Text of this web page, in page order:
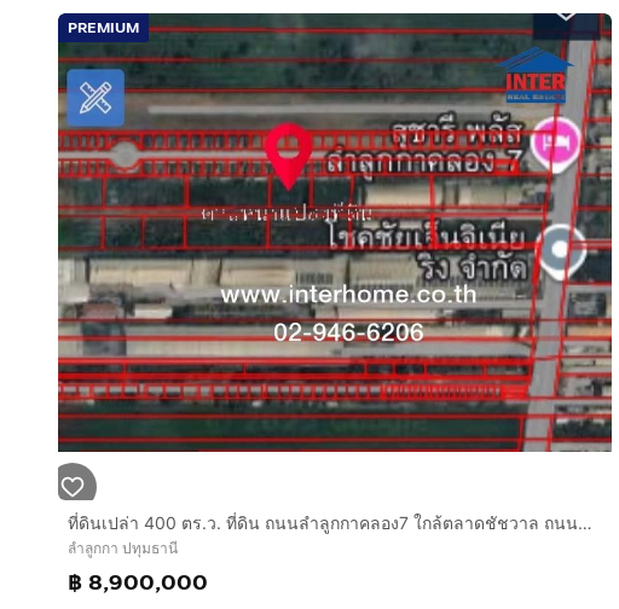
มี 1 ห้องนอน 1 ห้องน้ำ 1 ห้องครัวต่อเติมเพิ่มอยู่ด้านหลัง
การตกเเต่ง
ภายในสามารถทำเป็นออฟฟิศได้ มีแอร์ 1 ตัว ตู้เย็น 1 หลัง ผ้าม่านครบ
มีพื้นที่ใช้สอยเยอะ
บริเวณรอบบ้านเหมาะทำโกดัง หรือที่จอดรถได้ 6 คัน
ที่ดินถมมาแล้ว 10 ปี
ทำเลดีสถานที่ใกล้เคียง
ทำเลศักยภาพ อยู่ใจกลางชุมชนขนาดใหญ่
ใกล้โรงพยาบาลสินแพทย์ 5 นาที
ห้างแม็คโคร 3 นาที
ห้างบิ๊กซี 10 นาที
การเดินทางสะดวก
ใกล้รถไฟฟ้าสายสีเขียวสถานีคูคต เพียง 3 นาที
สนามบินดอนเมือง 20 นาที
ถนนลำลูกกา ถนนพหลโยธิน
ถนนกาญจนาภิเษก ถนนสายไหม
บริษัท อินเตอร์โฮม เรียลตี้ เอสเตท จำกัด
PREMIUM
ที่ดินเปล่า 400 ตร.ว. ที่ดิน ถนนลำลูกกาคลอง7 ใกล้ตลาดชัชวาล ถนนลำลูกกาคลอง7 ถนนลำลูกกา ถนนรังสิต-นครนายก ลำลูกกา ปทุมธานี
ลำลูกกา ปทุมธานี
฿ 8,900,000